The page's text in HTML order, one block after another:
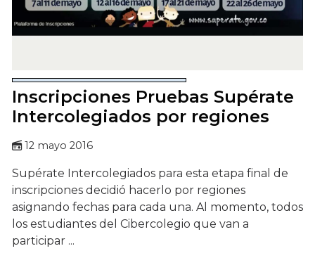
Inscripciones Pruebas Supérate
Intercolegiados por regiones
12 mayo 2016
Supérate Intercolegiados para esta etapa final de
inscripciones decidió hacerlo por regiones
asignando fechas para cada una. Al momento, todos
los estudiantes del Cibercolegio que van a
participar ...